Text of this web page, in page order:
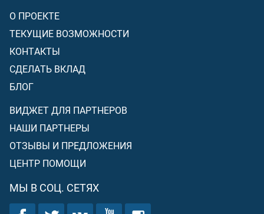
О ПРОЕКТЕ
ТЕКУЩИЕ ВОЗМОЖНОСТИ
КОНТАКТЫ
СДЕЛАТЬ ВКЛАД
БЛОГ
ВИДЖЕТ ДЛЯ ПАРТНЕРОВ
НАШИ ПАРТНЕРЫ
ОТЗЫВЫ И ПРЕДЛОЖЕНИЯ
ЦЕНТР ПОМОЩИ
МЫ В СОЦ. СЕТЯХ